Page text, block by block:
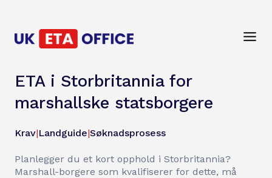
ETA i Storbritannia for
marshallske statsborgere
Krav|Landguide|Søknadsprosess
Planlegger du et kort opphold i Storbritannia?
Marshall-borgere som kvalifiserer for dette, må